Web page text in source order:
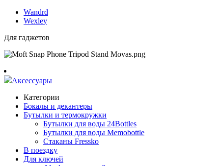
Wandrd
Wexley
Для гаджетов
Аксессуары
Категории
Бокалы и декантеры
Бутылки и термокружки
Бутылки для воды 24Bottles
Бутылки для воды Memobottle
Стаканы Fressko
В поездку
Для ключей